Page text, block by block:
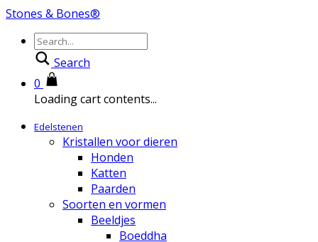
Stones & Bones®
Search
0
Loading cart contents...
Edelstenen
Kristallen voor dieren
Honden
Katten
Paarden
Soorten en vormen
Beeldjes
Boeddha